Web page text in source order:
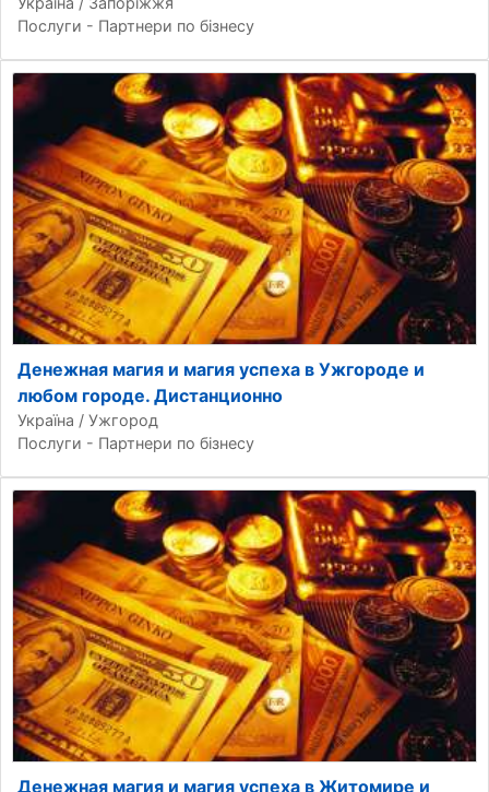
Послуги - Партнери по бізнесу
Денежная магия и магия успеха в Ужгороде и
любом городе. Дистанционно
Україна / Ужгород
Послуги - Партнери по бізнесу
Денежная магия и магия успеха в Житомире и